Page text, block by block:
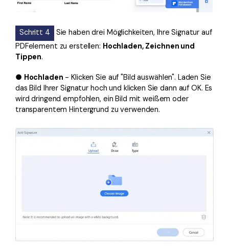
Schritt 4
Sie haben drei Möglichkeiten, Ihre Signatur auf
PDFelement zu erstellen: Hochladen, Zeichnen und
Tippen.
● Hochladen - Klicken Sie auf "Bild auswählen". Laden Sie
das Bild Ihrer Signatur hoch und klicken Sie dann auf OK. Es
wird dringend empfohlen, ein Bild mit weißem oder
transparentem Hintergrund zu verwenden.